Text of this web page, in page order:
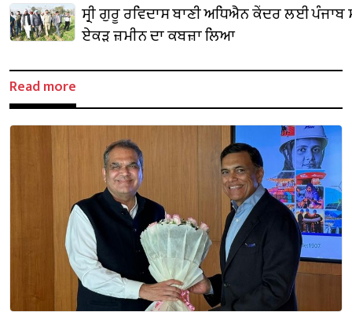
ਸ੍ਰੀ ਗੁਰੂ ਰਵਿਦਾਸ ਬਾਣੀ ਅਧਿਐਨ ਕੇਂਦਰ ਲਈ ਪੰਜਾਬ
ਏਕੜ ਜ਼ਮੀਨ ਦਾ ਕਬਜ਼ਾ ਲਿਆ
Read more